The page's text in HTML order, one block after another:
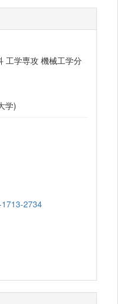
工学専攻 機械工学分
学)
2734